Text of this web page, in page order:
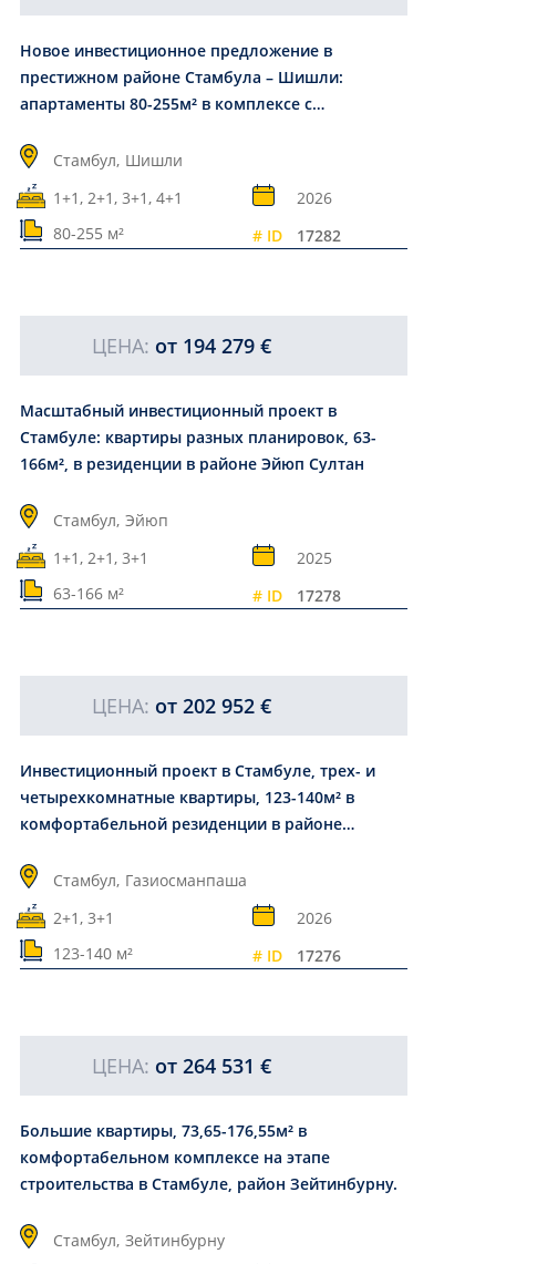
Новое инвестиционное предложение в
престижном районе Стамбула – Шишли:
апартаменты 80-255м² в комплексе с
Стамбул, Шишли
1+1, 2+1, 3+1, 4+1
2026
80-255 м²
# ID 17282
ЦЕНА: от 194 279 €
Масштабный инвестиционный проект в
Стамбуле: квартиры разных планировок, 63-
166м², в резиденции в районе Эйюп Султан
Стамбул, Эйюп
1+1, 2+1, 3+1
2025
63-166 м²
# ID 17278
ЦЕНА: от 202 952 €
Инвестиционный проект в Стамбуле, трех- и
четырехкомнатные квартиры, 123-140м² в
комфортабельной резиденции в районе
Стамбул, Газиосманпаша
2+1, 3+1
2026
123-140 м²
# ID 17276
ЦЕНА: от 264 531 €
Большие квартиры, 73,65-176,55м² в
комфортабельном комплексе на этапе
строительства в Стамбуле, район Зейтинбурну.
Стамбул, Зейтинбурну